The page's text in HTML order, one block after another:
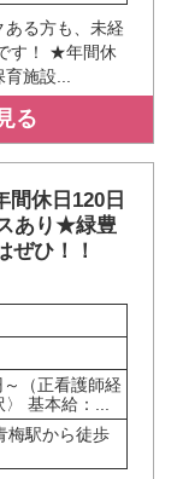
る方も、未経
す！ ★年間休
施設...
る
間休日120日
あり★緑豊
ぜひ！！
（正看護師経
〉 基本給：...
梅駅から徒歩